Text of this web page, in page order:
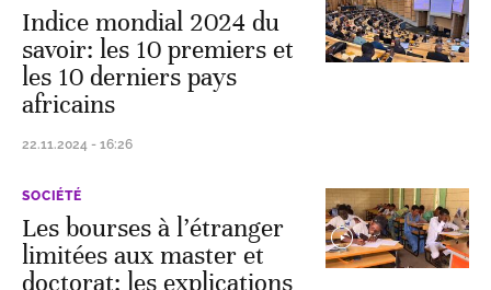
Indice mondial 2024 du
savoir: les 10 premiers et
les 10 derniers pays
africains
22.11.2024 - 16:26
SOCIÉTÉ
Les bourses à l’étranger
limitées aux master et
doctorat: les explications